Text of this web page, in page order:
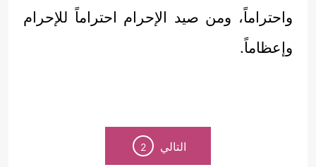
واحتراماً، ومن صيد الإحرام احتراماً للإحرام
وإعظاماً.
التالي 2